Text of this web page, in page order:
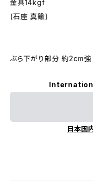
金具14kgf
(石座 真鍮)
ぶら下がり部分 約2cm強
日本国